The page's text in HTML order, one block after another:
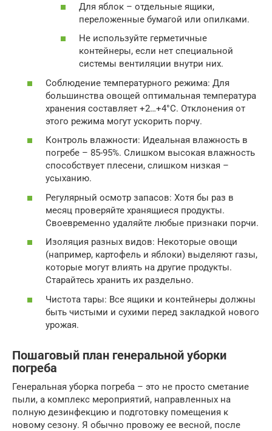
Для яблок – отдельные ящики,
переложенные бумагой или опилками.
Не используйте герметичные
контейнеры, если нет специальной
системы вентиляции внутри них.
Соблюдение температурного режима: Для
большинства овощей оптимальная температура
хранения составляет +2…+4°C. Отклонения от
этого режима могут ускорить порчу.
Контроль влажности: Идеальная влажность в
погребе – 85-95%. Слишком высокая влажность
способствует плесени, слишком низкая –
усыханию.
Регулярный осмотр запасов: Хотя бы раз в
месяц проверяйте хранящиеся продукты.
Своевременно удаляйте любые признаки порчи.
Изоляция разных видов: Некоторые овощи
(например, картофель и яблоки) выделяют газы,
которые могут влиять на другие продукты.
Старайтесь хранить их раздельно.
Чистота тары: Все ящики и контейнеры должны
быть чистыми и сухими перед закладкой нового
урожая.
Пошаговый план генеральной уборки
погреба
Генеральная уборка погреба – это не просто сметание
пыли, а комплекс мероприятий, направленных на
полную дезинфекцию и подготовку помещения к
новому сезону. Я обычно провожу ее весной, после